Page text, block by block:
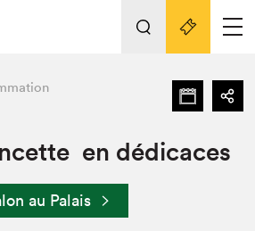
au Salon
Nos activités
en dédicaces
au Palais